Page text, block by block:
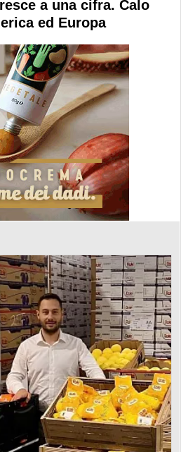
a una cifra. Calo
ed Europa